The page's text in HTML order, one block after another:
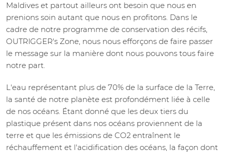
Maldives et partout ailleurs ont besoin que nous en
prenions soin autant que nous en profitons. Dans le
cadre de notre programme de conservation des récifs,
OUTRIGGER's Zone, nous nous efforçons de faire passer
le message sur la manière dont nous pouvons tous faire
notre part.
L'eau représentant plus de 70% de la surface de la Terre,
la santé de notre planète est profondément liée à celle
de nos océans. Étant donné que les deux tiers du
plastique présent dans nos océans proviennent de la
terre et que les émissions de CO2 entraînent le
réchauffement et l'acidification des océans, la façon dont